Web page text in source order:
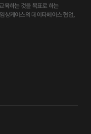
육하는 것을 목표로 하는
상케이스의 데이타베이스 협업,